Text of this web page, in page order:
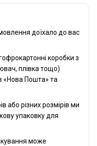
доїхало до вас
коробки з
плівка тощо)
«Нова Пошта» та
або різних розмірів ми
упаковку для
може